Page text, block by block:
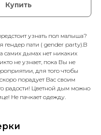
Купить
узнать пол малыша?
пати ( gender party).В
самих дымах нет никаких
не узнает, пока Вы не
для того чтобы
порадует Вас своим
радости! Цветной дым можно
Не пачкает одежду.